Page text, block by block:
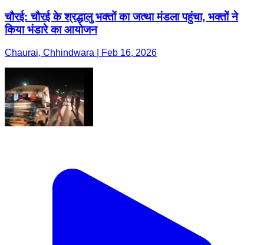
चौरई: चौरई के श्रद्धालु भक्तों का जत्था मंडला पहुंचा, भक्तों ने
किया भंडारे का आयोजन
Chaurai, Chhindwara | Feb 16, 2026